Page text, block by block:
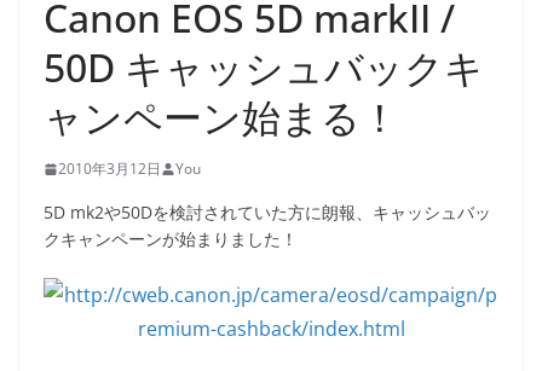
Canon EOS 5D markII /
50D キャッシュバックキ
ャンペーン始まる！
2010年3月12日 You
5D mk2や50Dを検討されていた方に朗報、キャッシュバッ
クキャンペーンが始まりました！